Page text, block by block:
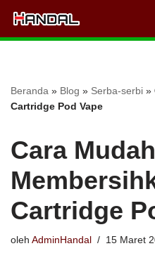
Lompat
Beranda » Blog » Serba-serbi »
Cartridge Pod Vape
Cara Mudah
Cartridge
oleh AdminHandal 15 Maret